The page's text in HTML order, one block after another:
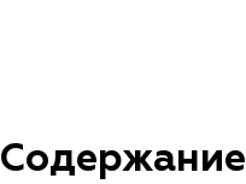
Содержание